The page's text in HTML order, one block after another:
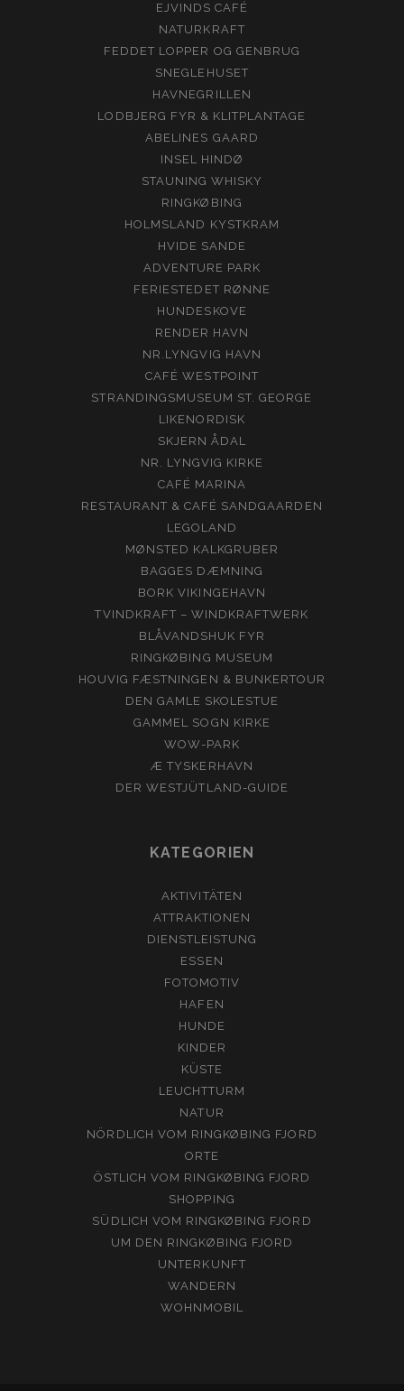
EJVINDS CAFÉ
NATURKRAFT
FEDDET LOPPER OG GENBRUG
SNEGLEHUSET
HAVNEGRILLEN
LODBJERG FYR & KLITPLANTAGE
ABELINES GAARD
INSEL HINDØ
STAUNING WHISKY
RINGKØBING
HOLMSLAND KYSTKRAM
HVIDE SANDE
ADVENTURE PARK
FERIESTEDET RØNNE
HUNDESKOVE
RENDER HAVN
NR.LYNGVIG HAVN
CAFÉ WESTPOINT
STRANDINGSMUSEUM ST. GEORGE
LIKENORDISK
SKJERN ÅDAL
NR. LYNGVIG KIRKE
CAFÉ MARINA
RESTAURANT & CAFÉ SANDGAARDEN
LEGOLAND
MØNSTED KALKGRUBER
BAGGES DÆMNING
BORK VIKINGEHAVN
TVINDKRAFT – WINDKRAFTWERK
BLÅVANDSHUK FYR
RINGKØBING MUSEUM
HOUVIG FÆSTNINGEN & BUNKERTOUR
DEN GAMLE SKOLESTUE
GAMMEL SOGN KIRKE
WOW-PARK
Æ TYSKERHAVN
DER WESTJÜTLAND-GUIDE
KATEGORIEN
AKTIVITÄTEN
ATTRAKTIONEN
DIENSTLEISTUNG
ESSEN
FOTOMOTIV
HAFEN
HUNDE
KINDER
KÜSTE
LEUCHTTURM
NATUR
NÖRDLICH VOM RINGKØBING FJORD
ORTE
ÖSTLICH VOM RINGKØBING FJORD
SHOPPING
SÜDLICH VOM RINGKØBING FJORD
UM DEN RINGKØBING FJORD
UNTERKUNFT
WANDERN
WOHNMOBIL